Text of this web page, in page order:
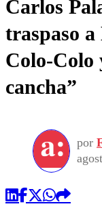
Carlos
traspaso a
Colo-Colo
cancha”
por